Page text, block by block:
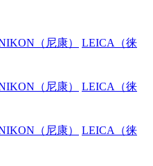
（尼康）
LEICA（徕
（尼康）
LEICA（徕
（尼康）
LEICA（徕